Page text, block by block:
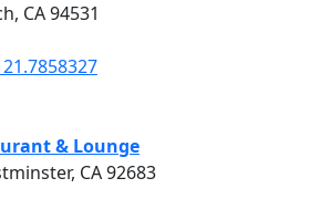
CA 94531
& Lounge
CA 92683